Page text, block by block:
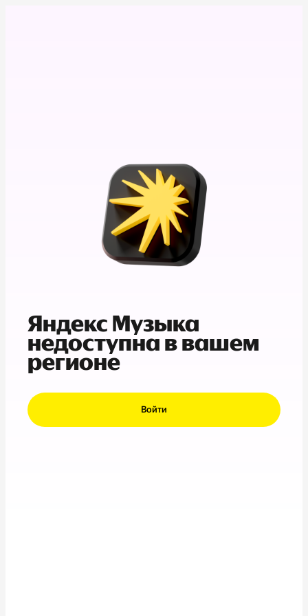
Яндекс Музыка
недоступна в вашем
регионе
Войти